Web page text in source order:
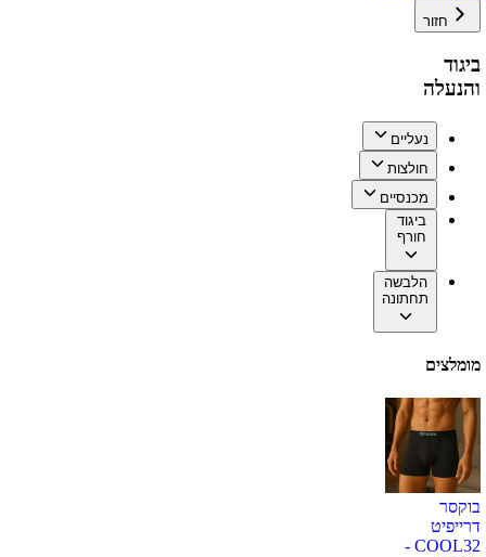
חזור
ביגוד
והנעלה
נעליים
חולצות
מכנסיים
ביגוד
חורף
הלבשה
תחתונה
מומלצים
בוקסר
דרייפיט
COOL32 -